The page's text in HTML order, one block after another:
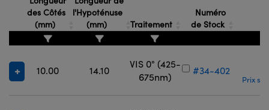
des Côtés
(mm)
l'Hypoténuse
(mm)
Traitement
Numéro
de Stock
10.00 14.10
VIS 0° (425-
675nm)
#34-402
Prix